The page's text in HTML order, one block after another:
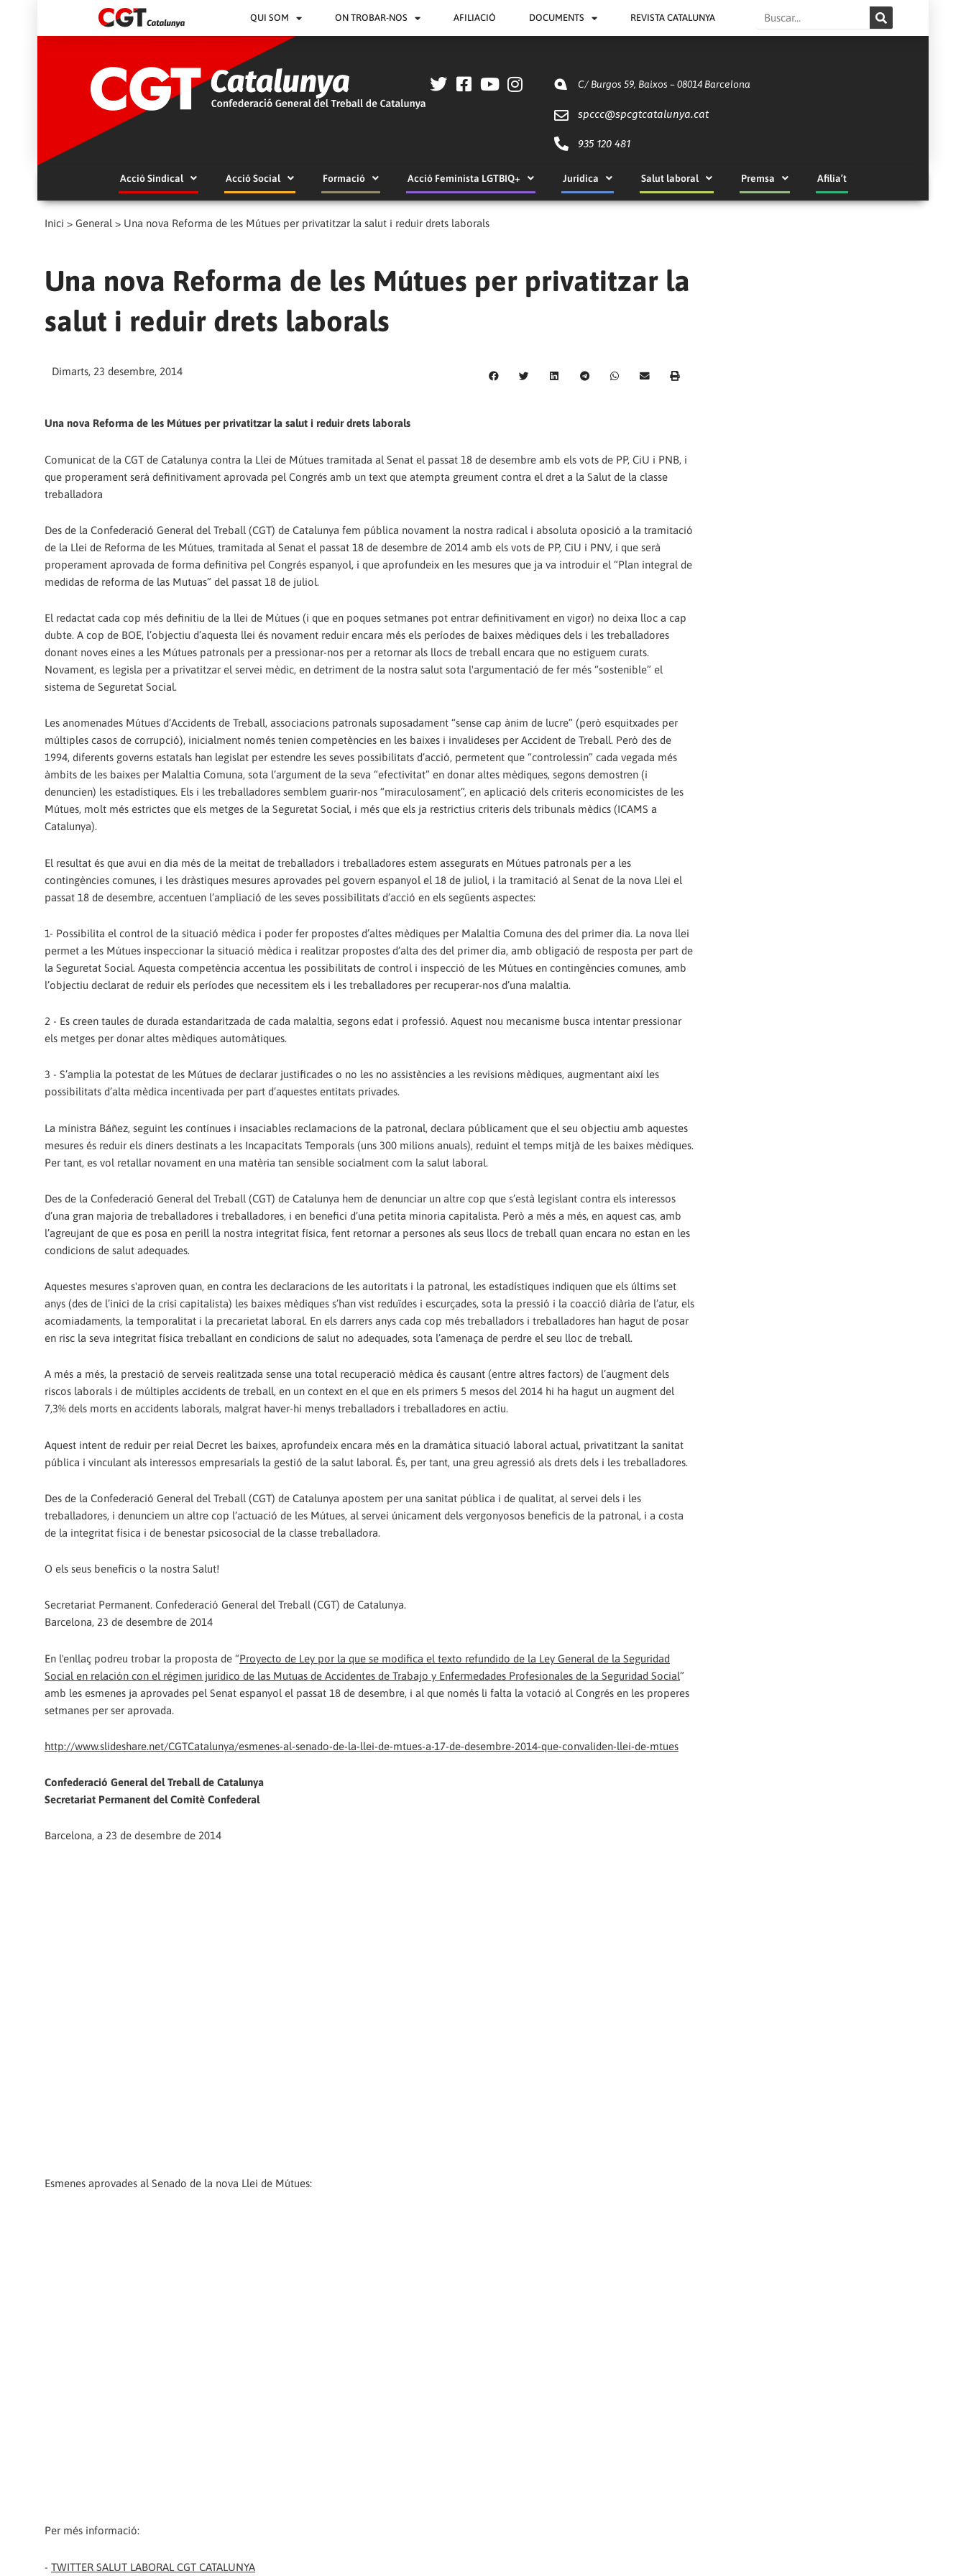
QUI SOM ON TROBAR-NOS AFILIACIÓ DOCUMENTS REVISTA CATALUNYA Search
C/ Burgos 59, Baixos – 08014 Barcelona
spccc@spcgtcatalunya.cat
935 120 481
Acció Sindical Acció Social Formació Acció Feminista LGTBIQ+ Jurídica Salut laboral Premsa Afilia’t
Inici > General > Una nova Reforma de les Mútues per privatitzar la salut i reduir drets laborals
Una nova Reforma de les Mútues per privatitzar la
salut i reduir drets laborals
Dimarts, 23 desembre, 2014
Una nova Reforma de les Mútues per privatitzar la salut i reduir drets laborals
Comunicat de la CGT de Catalunya contra la Llei de Mútues tramitada al Senat el passat 18 de desembre amb els vots de PP, CiU i PNB, i
que properament serà definitivament aprovada pel Congrés amb un text que atempta greument contra el dret a la Salut de la classe
treballadora
Des de la Confederació General del Treball (CGT) de Catalunya fem pública novament la nostra radical i absoluta oposició a la tramitació
de la Llei de Reforma de les Mútues, tramitada al Senat el passat 18 de desembre de 2014 amb els vots de PP, CiU i PNV, i que serà
properament aprovada de forma definitiva pel Congrés espanyol, i que aprofundeix en les mesures que ja va introduir el “Plan integral de
medidas de reforma de las Mutuas” del passat 18 de juliol.
El redactat cada cop més definitiu de la llei de Mútues (i que en poques setmanes pot entrar definitivament en vigor) no deixa lloc a cap
dubte. A cop de BOE, l’objectiu d’aquesta llei és novament reduir encara més els períodes de baixes mèdiques dels i les treballadores
donant noves eines a les Mútues patronals per a pressionar-nos per a retornar als llocs de treball encara que no estiguem curats.
Novament, es legisla per a privatitzar el servei mèdic, en detriment de la nostra salut sota l'argumentació de fer més “sostenible” el
sistema de Seguretat Social.
Les anomenades Mútues d’Accidents de Treball, associacions patronals suposadament “sense cap ànim de lucre” (però esquitxades per
múltiples casos de corrupció), inicialment només tenien competències en les baixes i invalideses per Accident de Treball. Però des de
1994, diferents governs estatals han legislat per estendre les seves possibilitats d’acció, permetent que “controlessin” cada vegada més
àmbits de les baixes per Malaltia Comuna, sota l’argument de la seva “efectivitat” en donar altes mèdiques, segons demostren (i
denuncien) les estadístiques. Els i les treballadores semblem guarir-nos “miraculosament”, en aplicació dels criteris economicistes de les
Mútues, molt més estrictes que els metges de la Seguretat Social, i més que els ja restrictius criteris dels tribunals mèdics (ICAMS a
Catalunya).
El resultat és que avui en dia més de la meitat de treballadors i treballadores estem assegurats en Mútues patronals per a les
contingències comunes, i les dràstiques mesures aprovades pel govern espanyol el 18 de juliol, i la tramitació al Senat de la nova Llei el
passat 18 de desembre, accentuen l’ampliació de les seves possibilitats d’acció en els següents aspectes:
1- Possibilita el control de la situació mèdica i poder fer propostes d’altes mèdiques per Malaltia Comuna des del primer dia. La nova llei
permet a les Mútues inspeccionar la situació mèdica i realitzar propostes d’alta des del primer dia, amb obligació de resposta per part de
la Seguretat Social. Aquesta competència accentua les possibilitats de control i inspecció de les Mútues en contingències comunes, amb
l’objectiu declarat de reduir els períodes que necessitem els i les treballadores per recuperar-nos d’una malaltia.
2 - Es creen taules de durada estandaritzada de cada malaltia, segons edat i professió. Aquest nou mecanisme busca intentar pressionar
els metges per donar altes mèdiques automàtiques.
3 - S’amplia la potestat de les Mútues de declarar justificades o no les no assistències a les revisions mèdiques, augmentant així les
possibilitats d’alta mèdica incentivada per part d’aquestes entitats privades.
La ministra Báñez, seguint les contínues i insaciables reclamacions de la patronal, declara públicament que el seu objectiu amb aquestes
mesures és reduir els diners destinats a les Incapacitats Temporals (uns 300 milions anuals), reduint el temps mitjà de les baixes mèdiques.
Per tant, es vol retallar novament en una matèria tan sensible socialment com la salut laboral.
Des de la Confederació General del Treball (CGT) de Catalunya hem de denunciar un altre cop que s’està legislant contra els interessos
d’una gran majoria de treballadores i treballadores, i en benefici d’una petita minoria capitalista. Però a més a més, en aquest cas, amb
l’agreujant de que es posa en perill la nostra integritat física, fent retornar a persones als seus llocs de treball quan encara no estan en les
condicions de salut adequades.
Aquestes mesures s'aproven quan, en contra les declaracions de les autoritats i la patronal, les estadístiques indiquen que els últims set
anys (des de l’inici de la crisi capitalista) les baixes mèdiques s’han vist reduïdes i escurçades, sota la pressió i la coacció diària de l’atur, els
acomiadaments, la temporalitat i la precarietat laboral. En els darrers anys cada cop més treballadors i treballadores han hagut de posar
en risc la seva integritat física treballant en condicions de salut no adequades, sota l’amenaça de perdre el seu lloc de treball.
A més a més, la prestació de serveis realitzada sense una total recuperació mèdica és causant (entre altres factors) de l’augment dels
riscos laborals i de múltiples accidents de treball, en un context en el que en els primers 5 mesos del 2014 hi ha hagut un augment del
7,3% dels morts en accidents laborals, malgrat haver-hi menys treballadors i treballadores en actiu.
Aquest intent de reduir per reial Decret les baixes, aprofundeix encara més en la dramàtica situació laboral actual, privatitzant la sanitat
pública i vinculant als interessos empresarials la gestió de la salut laboral. És, per tant, una greu agressió als drets dels i les treballadores.
Des de la Confederació General del Treball (CGT) de Catalunya apostem per una sanitat pública i de qualitat, al servei dels i les
treballadores, i denunciem un altre cop l’actuació de les Mútues, al servei únicament dels vergonyosos beneficis de la patronal, i a costa
de la integritat física i de benestar psicosocial de la classe treballadora.
O els seus beneficis o la nostra Salut!
Secretariat Permanent. Confederació General del Treball (CGT) de Catalunya.
Barcelona, 23 de desembre de 2014
En l'enllaç podreu trobar la proposta de “Proyecto de Ley por la que se modifica el texto refundido de la Ley General de la Seguridad
Social en relación con el régimen jurídico de las Mutuas de Accidentes de Trabajo y Enfermedades Profesionales de la Seguridad Social”
amb les esmenes ja aprovades pel Senat espanyol el passat 18 de desembre, i al que només li falta la votació al Congrés en les properes
setmanes per ser aprovada.
http://www.slideshare.net/CGTCatalunya/esmenes-al-senado-de-la-llei-de-mtues-a-17-de-desembre-2014-que-convaliden-llei-de-mtues
Confederació General del Treball de Catalunya
Secretariat Permanent del Comitè Confederal
Barcelona, a 23 de desembre de 2014
Esmenes aprovades al Senado de la nova Llei de Mútues:
Per més informació:
- TWITTER SALUT LABORAL CGT CATALUNYA